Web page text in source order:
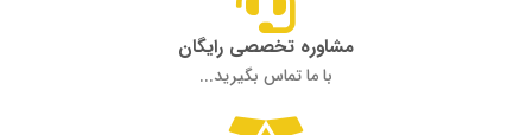
مشاوره تخصصی رایگان
با ما تماس بگیرید...